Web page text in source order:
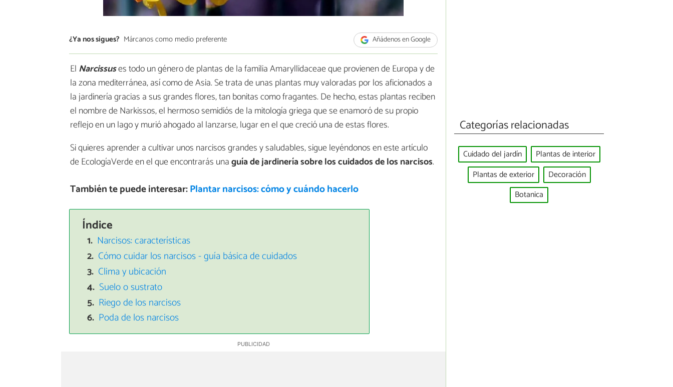
¿Ya nos sigues? Márcanos como medio preferente Añádenos en Google
El Narcissuses todo un género de plantas de la familia Amaryllidaceae que provienen de Europa y de
la zona mediterránea, así como de Asia. Se trata de unas plantas muy valoradas por los aficionados a
la jardinería gracias a sus grandes flores, tan bonitas como fragantes. De hecho, estas plantas reciben
el nombre de Narkissos, el hermoso semidiós de la mitología griega que se enamoró de su propio
reflejo en un lago y murió ahogado al lanzarse, lugar en el que creció una de estas flores.
Si quieres aprender a cultivar unos narcisos grandes y saludables, sigue leyéndonos en este artículo
de EcologíaVerde en el que encontrarás unaguía de jardinería sobre los cuidados de los narcisos.
También te puede interesar:Plantar narcisos: cómo y cuándo hacerlo
Índice
Narcisos: características
Cómo cuidar los narcisos - guía básica de cuidados
Clima y ubicación
Suelo o sustrato
Riego de los narcisos
Poda de los narcisos
Categorías relacionadas
Cuidado del jardín
Plantas de interior
Plantas de exterior
Decoración
Botanica